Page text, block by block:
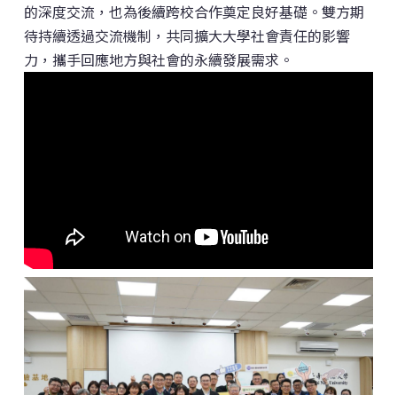
的深度交流，也為後續跨校合作奠定良好基礎。雙方期
待持續透過交流機制，共同擴大大學社會責任的影響
力，攜手回應地方與社會的永續發展需求。